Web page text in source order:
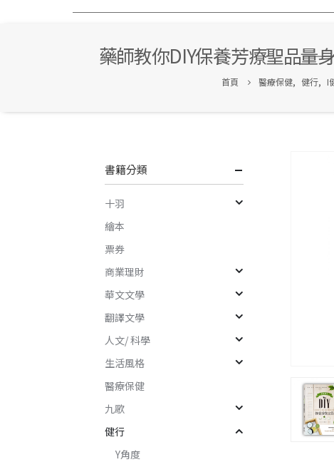
藥師教你DIY保養芳療聖品――
首頁 醫療保健, 健行, I
書籍分類
十羽
繪本
票券
商業理財
華文文學
翻譯文學
人文/ 科學
生活風格
醫療保健
九歌
健行
Y角度